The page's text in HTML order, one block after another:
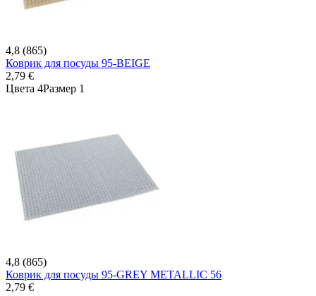
4,8 (865)
Коврик для посуды 95-BEIGE
2,79 €
Цвета 4Размер 1
4,8 (865)
Коврик для посуды 95-GREY METALLIC 56
2,79 €